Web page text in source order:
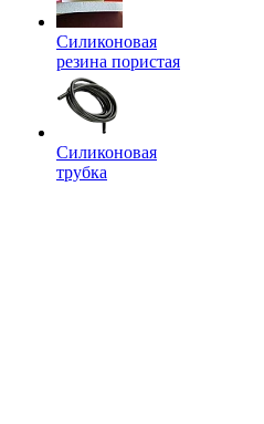
Силиконовая
резина пористая
Силиконовая
трубка